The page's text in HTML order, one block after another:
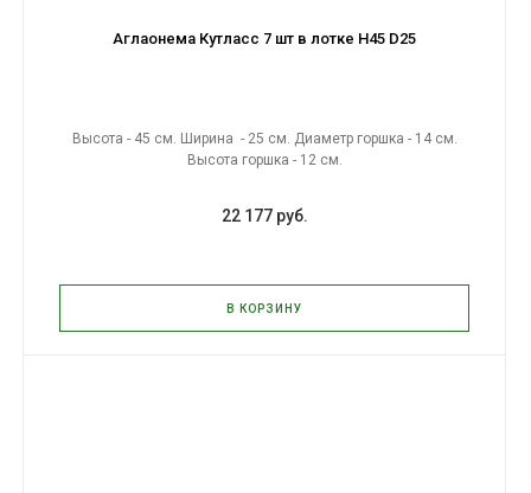
Аглаонема Кутласс 7 шт в лотке H45 D25
Высота - 45 см. Ширина - 25 см. Диаметр горшка - 14 см.
Высота горшка - 12 см.
22 177 руб.
В КОРЗИНУ